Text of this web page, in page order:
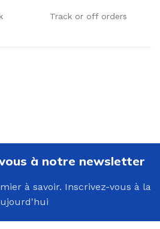
Track or off orders
à notre newsletter
à savoir. Inscrivez-vous à la